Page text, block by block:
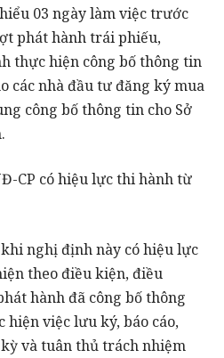
03 ngày làm việc trước
phát hành trái phiếu,
thực hiện công bố thông tin
các nhà đầu tư đăng ký mua
công bố thông tin cho Sở
CP có hiệu lực thi hành từ
nghị định này có hiệu lực
theo điều kiện, điều
hành đã công bố thông
việc lưu ký, báo cáo,
và tuân thủ trách nhiệm